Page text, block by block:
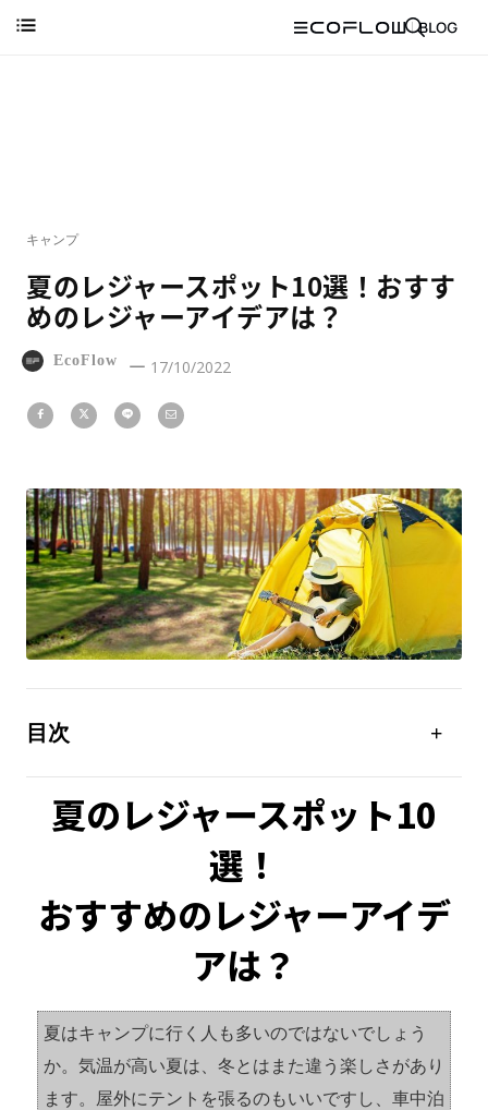
キャンプ
夏のレジャースポット10選！おすす
めのレジャーアイデアは？
EcoFlow 17/10/2022
目次
あると便利！おすすめのレジャーアイデア
夏のレジャースポット10
選！
おすすめのレジャーアイデ
アは？
夏はキャンプに行く人も多いのではないでしょう
か。気温が高い夏は、冬とはまた違う楽しさがあり
ます。屋外にテントを張るのもいいですし、車中泊